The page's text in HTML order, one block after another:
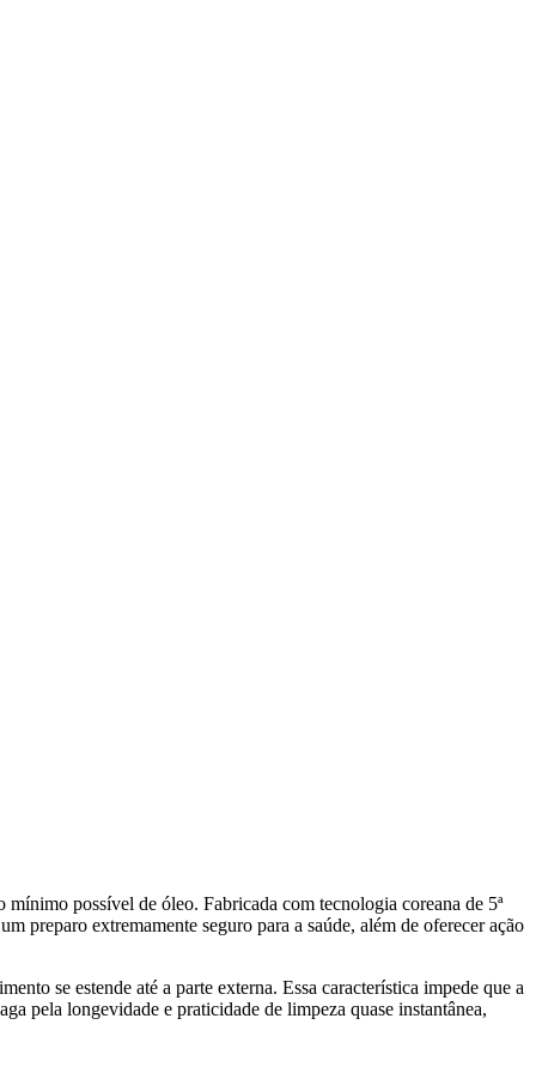
possível de óleo. Fabricada com tecnologia coreana de 5ª
preparo extremamente seguro para a saúde, além de oferecer ação
se estende até a parte externa. Essa característica impede que a
pela longevidade e praticidade de limpeza quase instantânea,